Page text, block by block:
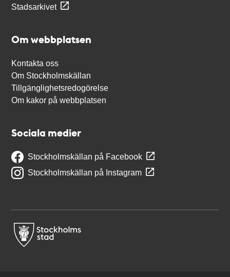
Stadsarkivet
Om webbplatsen
Kontakta oss
Om Stockholmskällan
Tillgänglighetsredogörelse
Om kakor på webbplatsen
Sociala medier
Stockholmskällan på Facebook
Stockholmskällan på Instagram